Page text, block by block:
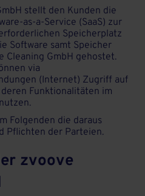
stellt den Kunden die
as-a-Service (SaaS) zur
Speicherplatz
Software samt Speicher
Cleaning GmbH gehostet.
via
(Internet) Zugriff auf
Funktionalitäten im
Folgenden die daraus
Pflichten der Parteien.
zvoove